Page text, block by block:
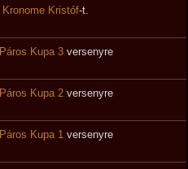
Kronome Kristóf-t.
Páros Kupa 3 versenyre
Páros Kupa 2 versenyre
Páros Kupa 1 versenyre